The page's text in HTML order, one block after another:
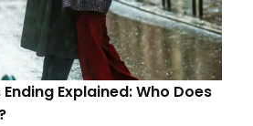
Explained: Who Does